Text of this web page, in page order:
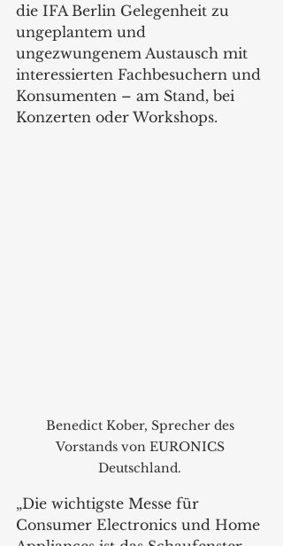
die IFA Berlin Gelegenheit zu
ungeplantem und
ungezwungenem Austausch mit
interessierten Fachbesuchern und
Konsumenten – am Stand, bei
Konzerten oder Workshops.
Benedict Kober, Sprecher des
Vorstands von EURONICS
Deutschland.
„Die wichtigste Messe für
Consumer Electronics und Home